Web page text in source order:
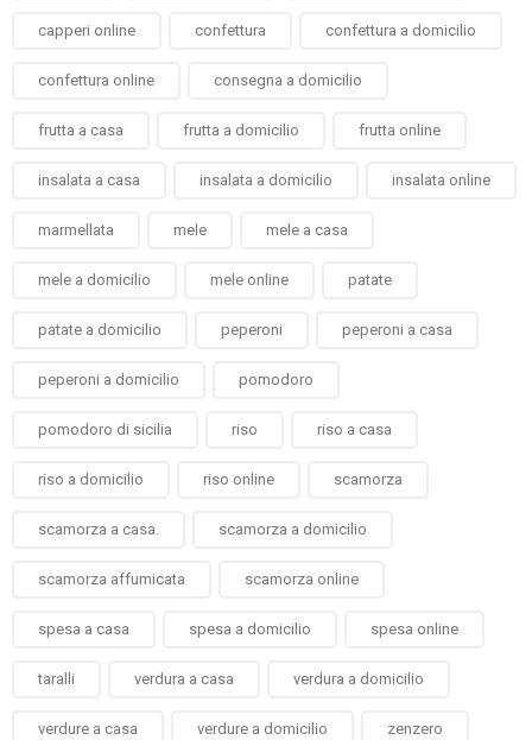
capperi online confettura confettura a domicilio
confettura online consegna a domicilio
frutta a casa frutta a domicilio frutta online
insalata a casa insalata a domicilio insalata online
marmellata mele mele a casa
mele a domicilio mele online patate
patate a domicilio peperoni peperoni a casa
peperoni a domicilio pomodoro
pomodoro di sicilia riso riso a casa
riso a domicilio riso online scamorza
scamorza a casa. scamorza a domicilio
scamorza affumicata scamorza online
spesa a casa spesa a domicilio spesa online
taralli verdura a casa verdura a domicilio
verdure a casa verdure a domicilio zenzero